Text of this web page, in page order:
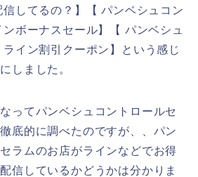
してるの？】【 パンベシュコン
ンボーナスセール】【 パンベシュ
イン割引クーポン】という感じ
しました。
ってパンベシュコントロールセ
底的に調べたのですが、、パン
ラムのお店がラインなどでお得
信しているかどうかは分かりま